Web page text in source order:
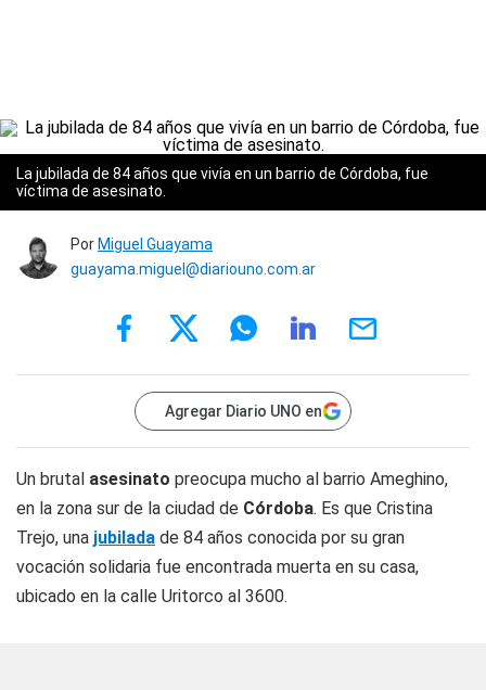
La jubilada de 84 años que vivía en un barrio de Córdoba, fue
víctima de asesinato.
Por Miguel Guayama
guayama.miguel@diariouno.com.ar
Agregar Diario UNO en
Un brutal asesinato preocupa mucho al barrio Ameghino,
en la zona sur de la ciudad de Córdoba. Es que Cristina
Trejo, una jubilada de 84 años conocida por su gran
vocación solidaria fue encontrada muerta en su casa,
ubicado en la calle Uritorco al 3600.